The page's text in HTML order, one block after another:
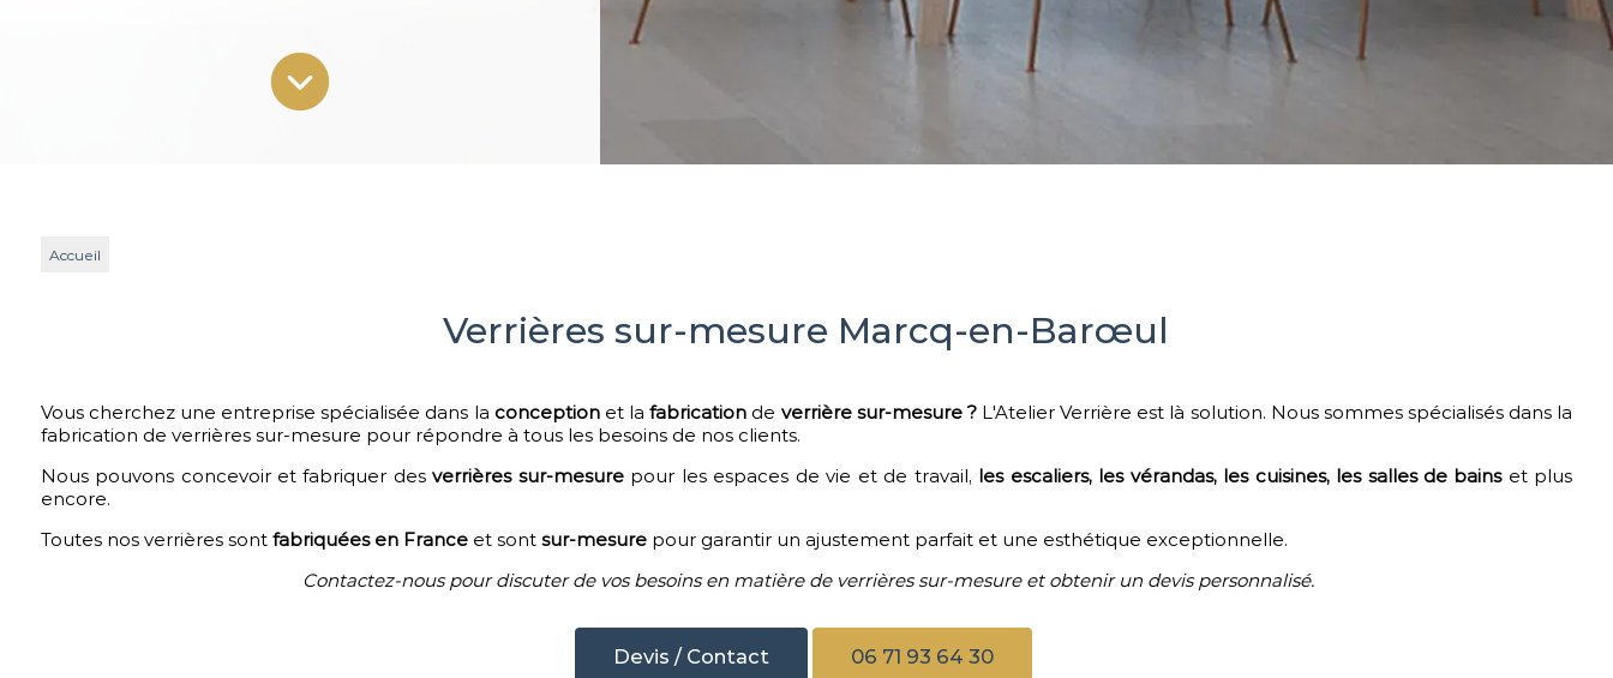
Accueil
Verrières sur-mesure Marcq-en-Barœul
Vous cherchez une entreprise spécialisée dans la conceptionet lafabrication de verrière sur-mesure ?L'Atelier Verrière est là solution. Nous sommes spécialisés dans la
fabrication de verrières sur-mesure pour répondre à tous les besoins de nos clients.
Nous pouvons concevoir et fabriquer desverrières sur-mesurepour les espaces de vie et de travail, les escaliers, les vérandas, les cuisines, les salles de bainset plus
encore.
Toutes nos verrières sont fabriquées en Franceet sont sur-mesurepour garantir un ajustement parfait et une esthétique exceptionnelle.
Contactez-nous pour discuter de vos besoins en matière de verrières sur-mesure et obtenir un devis personnalisé.
Devis / Contact 06 71 93 64 30